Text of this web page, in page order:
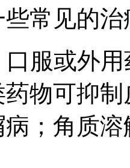
常见的
口服或外
物可抑
；角质